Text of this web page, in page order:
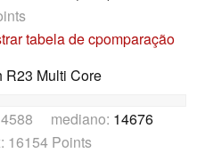
tabela de cpomparação
R23 Multi Core
mediano: 14676
Points